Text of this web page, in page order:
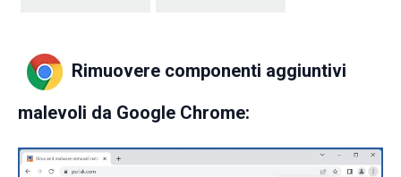
Rimuovere componenti aggiuntivi
malevoli da Google Chrome: